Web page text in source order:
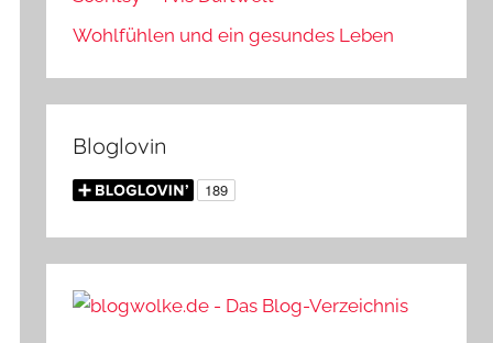
Wohlfühlen und ein gesundes Leben
Bloglovin